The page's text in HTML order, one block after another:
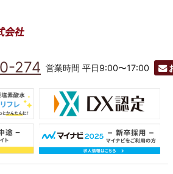
274 営業時間 平日9:00〜17:00